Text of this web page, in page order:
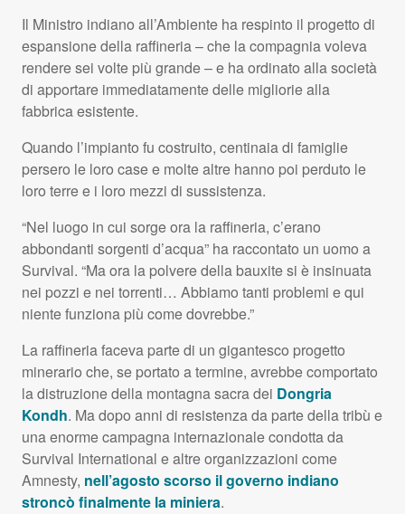
Il Ministro indiano all’Ambiente ha respinto il progetto di
espansione della raffineria – che la compagnia voleva
rendere sei volte più grande – e ha ordinato alla società
di apportare immediatamente delle migliorie alla
fabbrica esistente.
Quando l’impianto fu costruito, centinaia di famiglie
persero le loro case e molte altre hanno poi perduto le
loro terre e i loro mezzi di sussistenza.
“Nel luogo in cui sorge ora la raffineria, c’erano
abbondanti sorgenti d’acqua” ha raccontato un uomo a
Survival. “Ma ora la polvere della bauxite si è insinuata
nei pozzi e nei torrenti… Abbiamo tanti problemi e qui
niente funziona più come dovrebbe.”
La raffineria faceva parte di un gigantesco progetto
minerario che, se portato a termine, avrebbe comportato
la distruzione della montagna sacra dei Dongria
Kondh. Ma dopo anni di resistenza da parte della tribù e
una enorme campagna internazionale condotta da
Survival International e altre organizzazioni come
Amnesty, nell’agosto scorso il governo indiano
stroncò finalmente la miniera.